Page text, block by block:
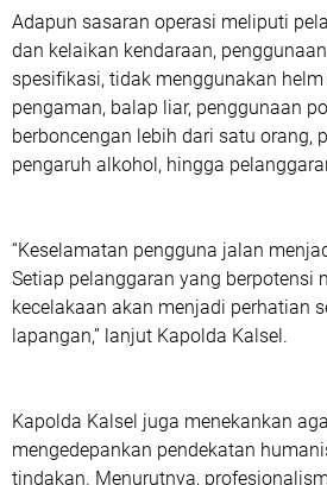
Adapun sasaran operasi meliputi
dan kelaikan kendaraan,
spesifikasi, tidak menggunakan
pengaman, balap liar, penggunaan
berboncengan lebih dari satu orang,
pengaruh alkohol, hingga
“Keselamatan pengguna jalan
Setiap pelanggaran yang berpotensi
kecelakaan akan menjadi perhatian
lapangan,” lanjut Kapolda Kalsel.
Kapolda Kalsel juga menekankan
mengedepankan pendekatan
tindakan. Menurutnya,